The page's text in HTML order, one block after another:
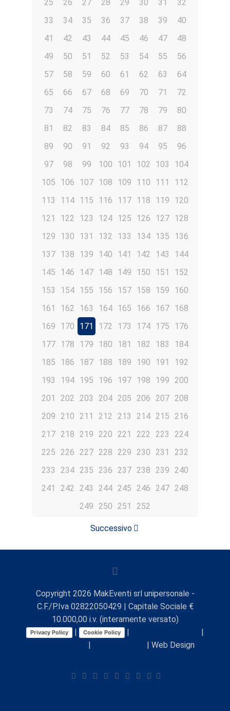
25
26 27 28 29 30 31
32
33
34 35 36 37 38 39
40
41
42 43 44 45 46 47
48
49
50 51 52 53 54 55
56
57
58 59 60 61 62 63
64
65
66 67 68 69 70 71
72
73
74 75 76 77 78 79
80
81
82 83 84 85 86 87
88
89
90 91 92 93 94 95
96
97
98 99 100 101 102 103
104
105
106 107 108 109 110 111
112
113
114 115 116 117 118 119
120
121
122 123 124 125 126 127 128
129
130 131 132 133 134 135
136
137 138 139 140 141 142 143
144
145
146 147 148 149 150 151
152
153
154 155 156 157 158 159
160
161
162 163 164 165 166 167 168
169
170 171 172 173 174 175
176
177 178 179 180 181 182 183
184
185
186 187 188 189 190 191
192
193
194 195 196 197 198 199
200
201
202 203 204 205 206 207 208
209
210 211 212 213 214 215
216
217 218 219 220 221 222 223
224
225
226 227 228 229 230 231
232
233
234 235 236 237 238 239
240
241
242 243 244 245 246 247 248
249
250 251 252
Successivo
Copyright 2026 MakEventi srl unipersonale -
C.F./P.Iva 02822050429 | Capitale Sociale €
10.000,00 i.v. (interamente versato)
Privacy Policy | Cookie Policy |
|
|
| Web Design